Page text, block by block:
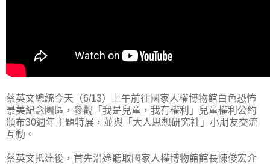
蔡英文總統今天（6/13）上午前往國家人權博物館白色恐怖
景美紀念園區，參觀「我是兒童，我有權利」兒童權利公約
頒布30週年主題特展，並與「大人思想研究社」小朋友交流
互動。
蔡英文抵達後，首先沿途聽取國家人權博物館館長陳俊宏介